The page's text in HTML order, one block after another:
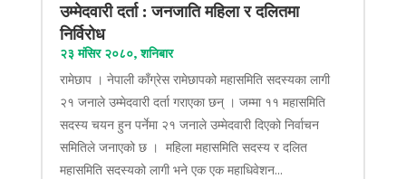
उम्मेदवारी दर्ता : जनजाति महिला र दलितमा
निर्विरोध
२३ मंसिर २०८०, शनिबार
रामेछाप । नेपाली काँग्रेस रामेछापको महासमिति सदस्यका लागी
२१ जनाले उम्मेदवारी दर्ता गराएका छन् । जम्मा ११ महासमिति
सदस्य चयन हुन पर्नेमा २१ जनाले उम्मेदवारी दिएको निर्वाचन
समितिले जनाएको छ । महिला महासमिति सदस्य र दलित
महासमिति सदस्यको लागी भने एक एक महाधिवेशन...